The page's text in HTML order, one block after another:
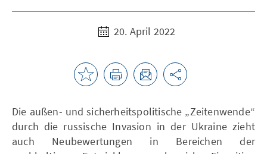
20. April 2022
Die außen- und sicherheitspolitische „Zeitenwende“
durch die russische Invasion in der Ukraine zieht
auch Neubewertungen in Bereichen der